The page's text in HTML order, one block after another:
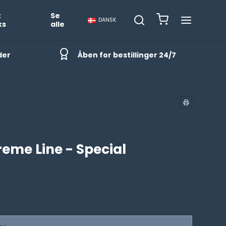
Se
alle
DANSK
Åben for bestillinger 24/7
Line - Special